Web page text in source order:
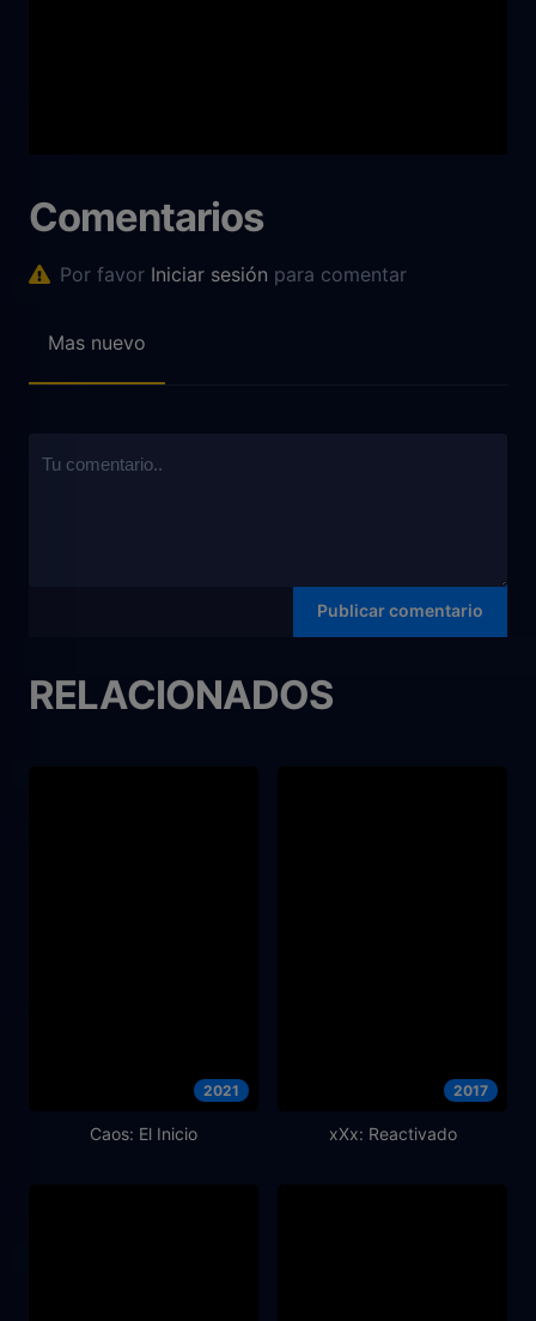
Comentarios
Por favor Iniciar sesión para comentar
Mas nuevo
RELACIONADOS
2021
Caos: El Inicio
2017
xXx: Reactivado